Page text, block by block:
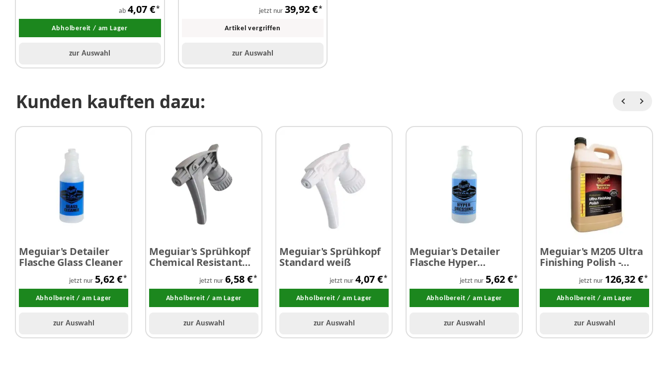
ab 4,07 €*
Abholbereit / am Lager
zur Auswahl
jetzt nur 39,92 €*
Artikel vergriffen
zur Auswahl
Kunden kauften dazu:
Meguiar's Detailer
Flasche Glass Cleaner
jetzt nur 5,62 €*
Abholbereit / am Lager
zur Auswahl
Meguiar's Sprühkopf
Chemical Resistant
jetzt nur 6,58 €*
Abholbereit / am Lager
zur Auswahl
Meguiar's Sprühkopf
Standard weiß
jetzt nur 4,07 €*
Abholbereit / am Lager
zur Auswahl
Meguiar's Detailer
Flasche Hyper
jetzt nur 5,62 €*
Abholbereit / am Lager
zur Auswahl
Meguiar's M205 Ultra
Finishing Polish -
Hochglanzpolitur 3,78
jetzt nur 126,32 €*
Abholbereit / am Lager
zur Auswahl